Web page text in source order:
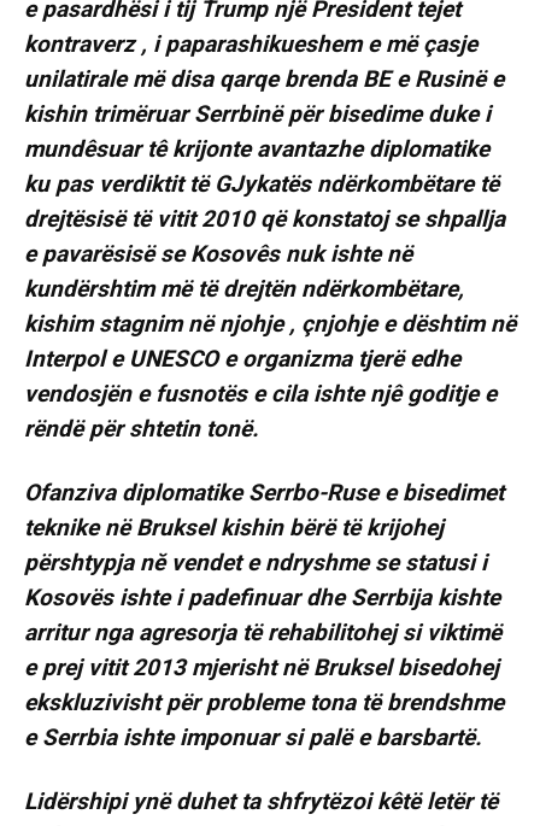
e pasardhësi i tij Trump një President tejet
kontraverz , i paparashikueshem e më çasje
unilatirale më disa qarqe brenda BE e Rusinë e
kishin trimëruar Serrbinë për bisedime duke i
mundêsuar tê krijonte avantazhe diplomatike
ku pas verdiktit të GJykatës ndërkombëtare të
drejtësisë të vitit 2010 që konstatoj se shpallja
e pavarësisë se Kosovês nuk ishte në
kundërshtim më të drejtën ndërkombëtare,
kishim stagnim në njohje , çnjohje e dështim në
Interpol e UNESCO e organizma tjerë edhe
vendosjën e fusnotës e cila ishte njê goditje e
rëndë për shtetin tonë.
Ofanziva diplomatike Serrbo-Ruse e bisedimet
teknike në Bruksel kishin bërë të krijohej
përshtypja nĕ vendet e ndryshme se statusi i
Kosovës ishte i padefinuar dhe Serrbija kishte
arritur nga agresorja të rehabilitohej si viktimë
e prej vitit 2013 mjerisht në Bruksel bisedohej
ekskluzivisht për probleme tona të brendshme
e Serrbia ishte imponuar si palë e barsbartë.
Lidërshipi ynë duhet ta shfrytëzoi kêtë letër të